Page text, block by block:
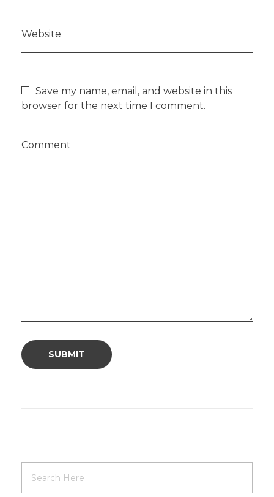
Website
Save my name, email, and website in this
browser for the next time I comment.
Comment